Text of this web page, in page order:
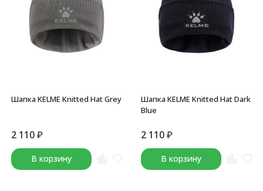
Шапка KELME Knitted Hat Grey
2 110₽
В корзину
Шапка KELME Knitted Hat Dark
Blue
2 110₽
В корзину